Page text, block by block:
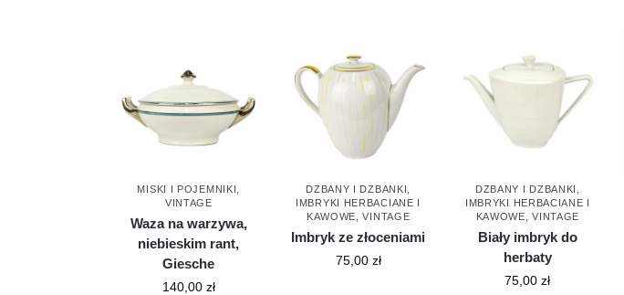
MISKI I POJEMNIKI
VINTAGE
Waza na warzywa,
niebieskim rant,
Giesche
140,00 zł
DZBANY I DZBANKI
IMBRYKI HERBACIANE I
KAWOWE ,VINTAGE
Imbryk ze złoceniami
75,00 zł
DZBANY I DZBANKI
IMBRYKI HERBACIANE I
KAWOWE ,VINTAGE
Biały imbryk do
herbaty
75,00zł